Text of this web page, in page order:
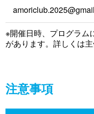
※開催日時、プログラム
があります。詳しくは
注意事項